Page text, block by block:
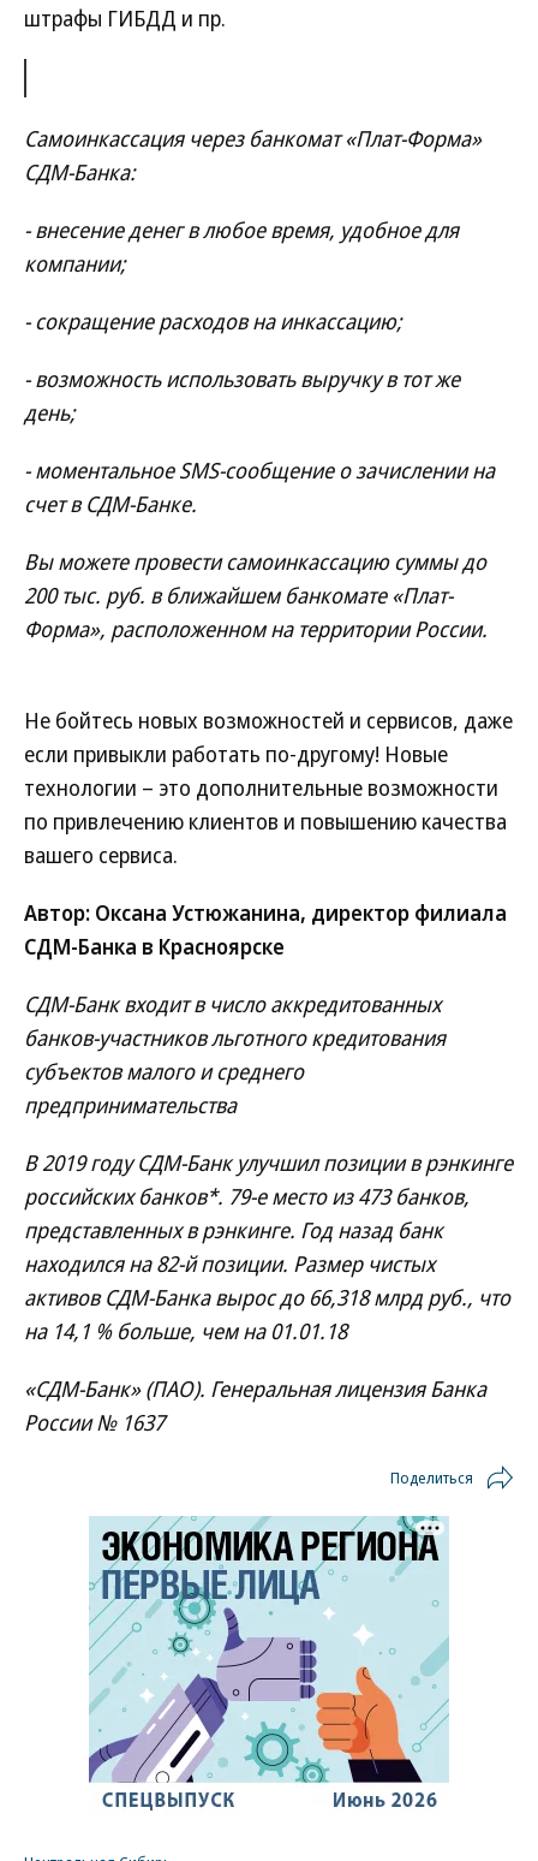
штрафы ГИБДД и пр.
Самоинкассация через банкомат «Плат-Форма»
СДМ-Банка:
- внесение денег в любое время, удобное для
компании;
- сокращение расходов на инкассацию;
- возможность использовать выручку в тот же
день;
- моментальное SMS-сообщение о зачислении на
счет в СДМ-Банке.
Вы можете провести самоинкассацию суммы до
200 тыс. руб. в ближайшем банкомате «Плат-
Форма», расположенном на территории России.
Не бойтесь новых возможностей и сервисов, даже
если привыкли работать по-другому! Новые
технологии – это дополнительные возможности
по привлечению клиентов и повышению качества
вашего сервиса.
Автор: Оксана Устюжанина, директор филиала
СДМ-Банка в Красноярске
СДМ-Банк входит в число аккредитованных
банков-участников льготного кредитования
субъектов малого и среднего
предпринимательства
В 2019 году СДМ-Банк улучшил позиции в рэнкинге
российских банков*. 79-е место из 473 банков,
представленных в рэнкинге. Год назад банк
находился на 82-й позиции. Размер чистых
активов СДМ-Банка вырос до 66,318 млрд руб., что
на 14,1 % больше, чем на 01.01.18
«СДМ-Банк» (ПАО). Генеральная лицензия Банка
России № 1637
Поделиться
Новости партнеров
ВСУ точно получат десятки тысяч новых
солдат
Путин озвучил итоговый план СВО
Зеленский неожиданно высказался о
возвращении Крыма
Заставим раскаяться: союзник России
дал грозное обещание